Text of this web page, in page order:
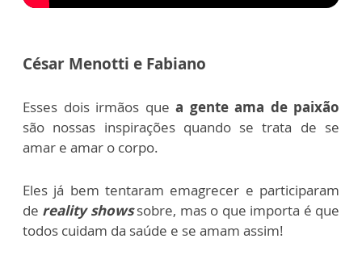
César Menotti e Fabiano
Esses dois irmãos que a gente ama de paixão
são nossas inspirações quando se trata de se
amar e amar o corpo.
Eles já bem tentaram emagrecer e participaram
de reality showssobre, mas o que importa é que
todos cuidam da saúde e se amam assim!